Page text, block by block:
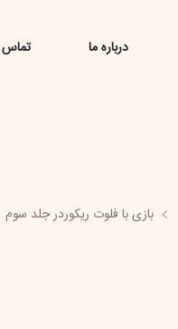
درباره ما تماس
بازی با فلوت ریکوردر جلد سوم